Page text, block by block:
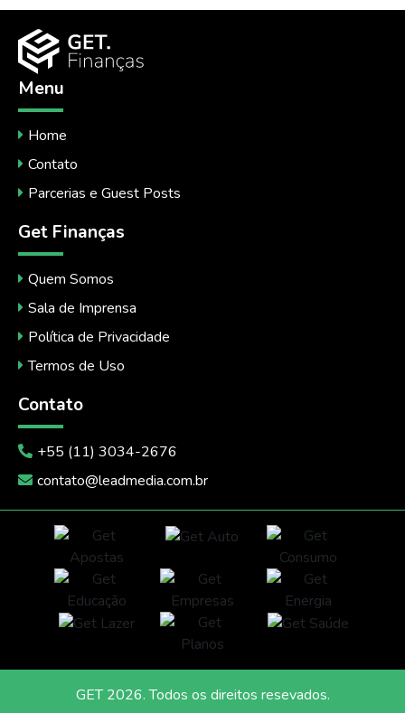
Menu
Home
Contato
Parcerias e Guest Posts
Get Finanças
Quem Somos
Sala de Imprensa
Política de Privacidade
Termos de Uso
Contato
+55 (11) 3034-2676
contato@leadmedia.com.br
GET2026. Todos os direitos resevados.